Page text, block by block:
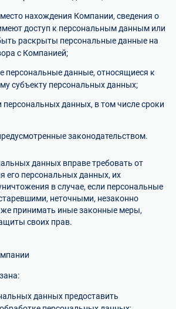
нахождения Компании, сведения о
доступ к персональным данным или
раскрыты персональные данные на
с Компанией;
персональные данные, относящиеся к
субъекту персональных данных;
персональных данных, в том числе сроки
законодательством.
данных вправе требовать от
его персональных данных, их
в случае, если персональные
неточными, незаконно
принимать иные законные меры,
своих прав.
данных предоставить